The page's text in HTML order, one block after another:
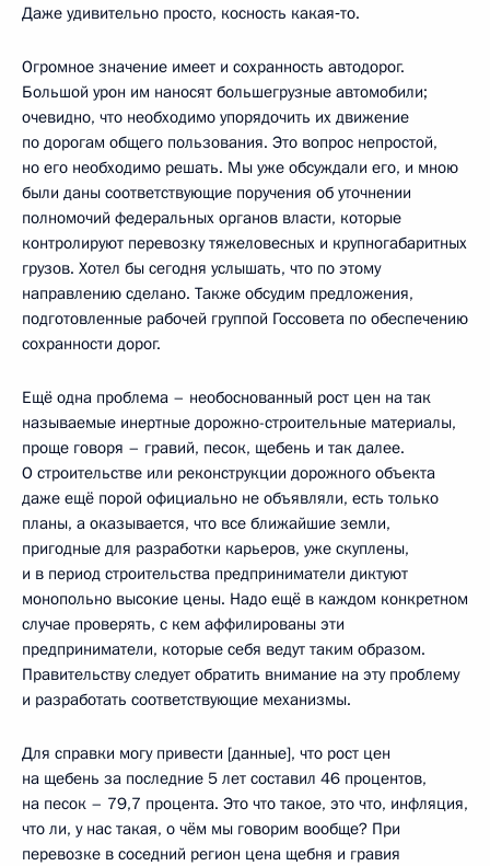
Даже удивительно просто, косность какая‑то.
Огромное значение имеет и сохранность автодорог.
Большой урон им наносят большегрузные автомобили;
очевидно, что необходимо упорядочить их движение
по дорогам общего пользования. Это вопрос непростой,
но его необходимо решать. Мы уже обсуждали его, и мною
были даны соответствующие поручения об уточнении
полномочий федеральных органов власти, которые
контролируют перевозку тяжеловесных и крупногабаритных
грузов. Хотел бы сегодня услышать, что по этому
направлению сделано. Также обсудим предложения,
подготовленные рабочей группой Госсовета по обеспечению
сохранности дорог.
Ещё одна проблема – необоснованный рост цен на так
называемые инертные дорожно-строительные материалы,
проще говоря – гравий, песок, щебень и так далее.
О строительстве или реконструкции дорожного объекта
даже ещё порой официально не объявляли, есть только
планы, а оказывается, что все ближайшие земли,
пригодные для разработки карьеров, уже скуплены,
и в период строительства предприниматели диктуют
монопольно высокие цены. Надо ещё в каждом конкретном
случае проверять, с кем аффилированы эти
предприниматели, которые себя ведут таким образом.
Правительству следует обратить внимание на эту проблему
и разработать соответствующие механизмы.
Для справки могу привести [данные], что рост цен
на щебень за последние 5 лет составил 46 процентов,
на песок – 79,7 процента. Это что такое, это что, инфляция,
что ли, у нас такая, о чём мы говорим вообще? При
перевозке в соседний регион цена щебня и гравия